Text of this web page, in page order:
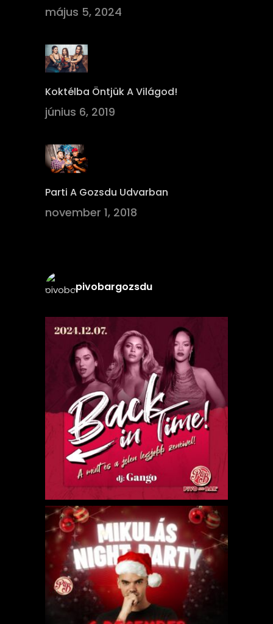
május 5, 2024
Koktélba Öntjük A Világod!
június 6, 2019
Parti A Gozsdu Udvarban
november 1, 2018
pivobargozsdu